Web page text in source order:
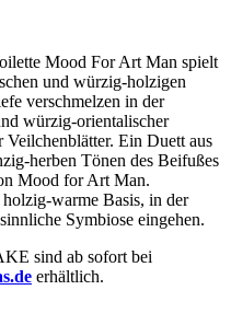
Mood For Art Man spielt
und würzig-holzigen
verschmelzen in der
würzig-orientalischer
Ein Duett aus
herben Tönen des Beifußes
Mood for Art Man.
warme Basis, in der
Symbiose eingehen.
sind ab sofort bei
erhältlich.